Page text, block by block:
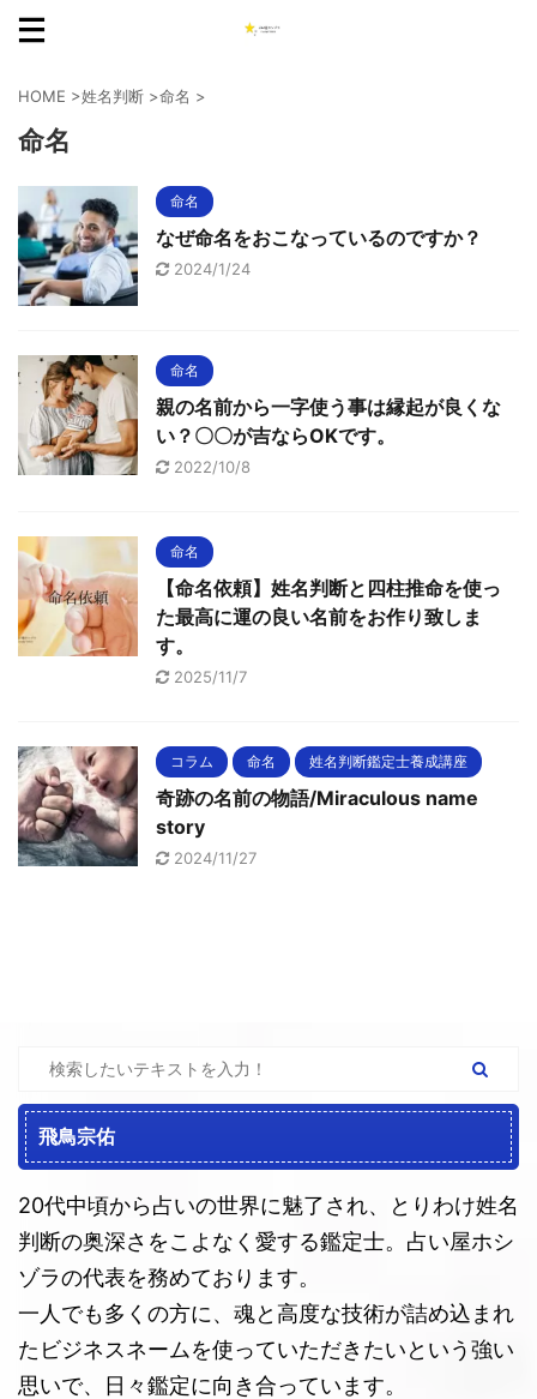
HOME >姓名判断 >命名 >
命名
命名
なぜ命名をおこなっているのですか？
2024/1/24
命名
親の名前から一字使う事は縁起が良くな
い？〇〇が吉ならOKです。
2022/10/8
命名
【命名依頼】姓名判断と四柱推命を使っ
た最高に運の良い名前をお作り致しま
す。
2025/11/7
コラム 命名 姓名判断鑑定士養成講座
奇跡の名前の物語/Miraculous name
story
2024/11/27
飛鳥宗佑
20代中頃から占いの世界に魅了され、とりわけ姓名
判断の奥深さをこよなく愛する鑑定士。占い屋ホシ
ゾラの代表を務めております。
一人でも多くの方に、魂と高度な技術が詰め込まれ
たビジネスネームを使っていただきたいという強い
思いで、日々鑑定に向き合っています。